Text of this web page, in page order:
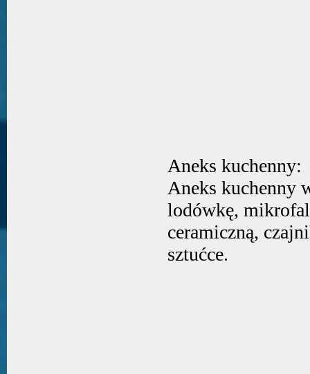
Aneks kuchenny:
Aneks kuchenny
lodówkę,
ceramiczną,
sztućce.